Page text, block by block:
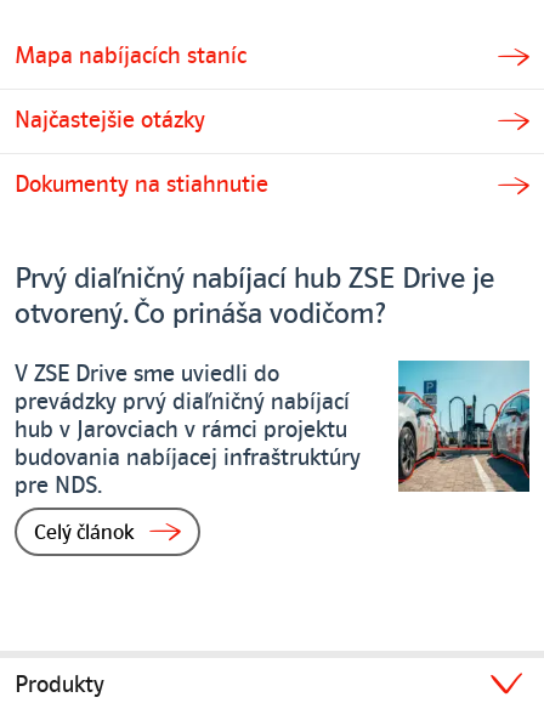
Mapa nabíjacích staníc
Najčastejšie otázky
Dokumenty na stiahnutie
Prvý diaľničný nabíjací hub ZSE Drive je
otvorený. Čo prináša vodičom?
V ZSE Drive sme uviedli do
prevádzky prvý diaľničný nabíjací
hub v Jarovciach v rámci projektu
budovania nabíjacej infraštruktúry
pre NDS.
Celý článok
Produkty